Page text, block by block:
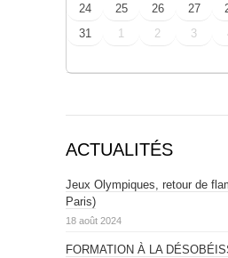
24
25 26 27
31
1 2 3
ACTUALITÉS
Jeux Olympiques, retour de
Paris)
18 août 2024
FORMATION À LA